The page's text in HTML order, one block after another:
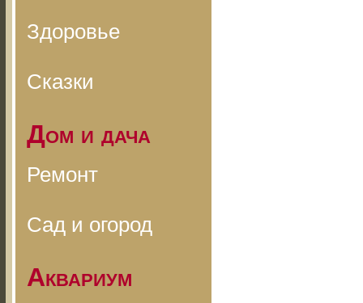
Здоровье
Сказки
Дом и дача
Ремонт
Сад и огород
Аквариум